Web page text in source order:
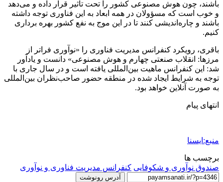
باشند، چون هوش مصنوعی کشور را تحت تاثیر قرار داده و می‌دهد
و خوب است که مسؤولان در همه ابعاد به این فناوری توجه داشته
باشند و چاره‌اندیشی کنند تا در این موج به نفع کشور بهره برداری
کنیم.
باقری، رویکرد کنفرانس مدیریت فناوری را «نوآوری فراتر از
مرزها: انقلاب صنعتی چهارم و هوش مصنوعی» دانست و یادآور
شد: این کنفرانس ماهیت بین‌المللی یافته است و در سال جاری با
توجه به شرایط ایجاد شده در منطقه حضور صاحب‌نظران بین‌المللی
به صورت آنلاین خواهد بود.
انتهای پیام
منبع:ایسنا
برچسب ها
صندوق نوآوری و شکوفایی کنفرانس مدیریت فناوری و نوآوری
آدرس رونوشت